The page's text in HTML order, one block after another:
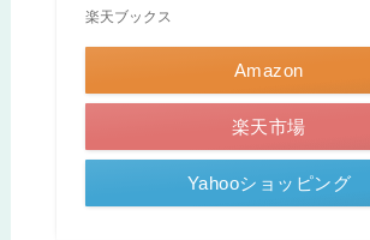
楽天ブックス
Amazon
楽天市場
Yahooショッピング